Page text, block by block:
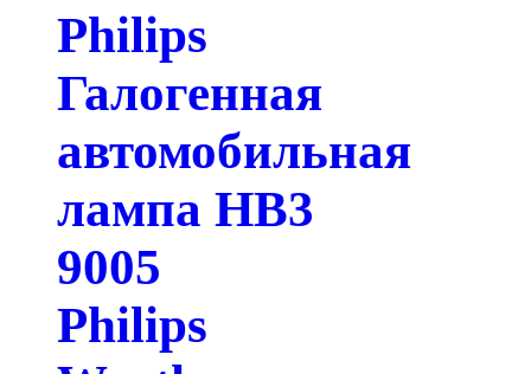
Philips
Галогенная
автомобильная
лампа HB3
9005
Philips